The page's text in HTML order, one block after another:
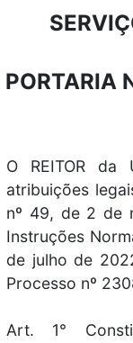
PORTARIA
O REITOR da
atribuições
nº 49, de 2 de
Instruções
de julho de
Processo nº
Art. 1°